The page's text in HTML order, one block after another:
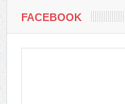
FACEBOOK